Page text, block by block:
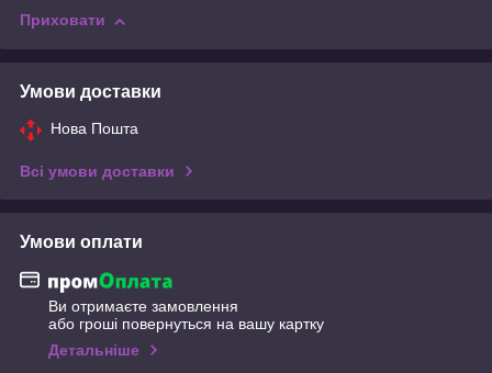
Приховати
Умови доставки
Нова Пошта
Всі умови доставки
Умови оплати
Ви отримаєте замовлення
або гроші повернуться на вашу картку
Детальніше